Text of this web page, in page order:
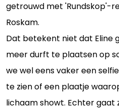
getrouwd met 'Rundskop'-
Roskam.
Dat betekent niet dat Eline
meer durft te plaatsen op
we wel eens vaker een
te zien of een plaatje
lichaam showt. Echter gaat